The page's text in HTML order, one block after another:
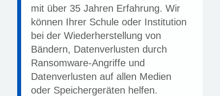
mit über 35 Jahren Erfahrung. Wir
können Ihrer Schule oder Institution
bei der Wiederherstellung von
Bändern, Datenverlusten durch
Ransomware-Angriffe und
Datenverlusten auf allen Medien
oder Speichergeräten helfen.